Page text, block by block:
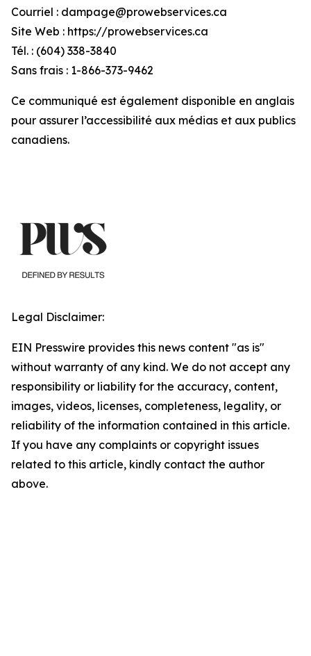
Courriel : dampage@prowebservices.ca
Site Web : https://prowebservices.ca
Tél. : (604) 338-3840
Sans frais : 1-866-373-9462
Ce communiqué est également disponible en anglais
pour assurer l’accessibilité aux médias et aux publics
canadiens.
Legal Disclaimer:
EIN Presswire provides this news content "as is"
without warranty of any kind. We do not accept any
responsibility or liability for the accuracy, content,
images, videos, licenses, completeness, legality, or
reliability of the information contained in this article.
If you have any complaints or copyright issues
related to this article, kindly contact the author
above.